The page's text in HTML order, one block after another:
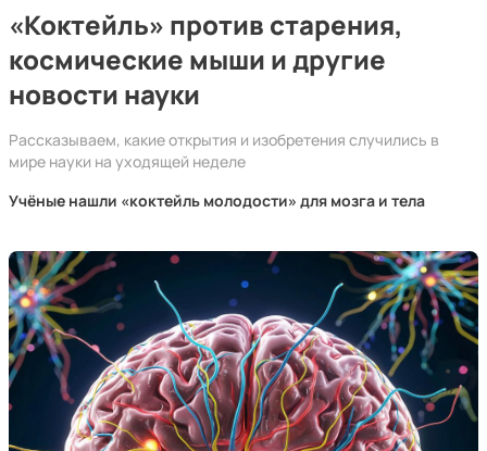
«Коктейль» против старения,
космические мыши и другие
новости науки
Рассказываем, какие открытия и изобретения случились в
мире науки на уходящей неделе
Учёные нашли «коктейль молодости» для мозга и тела